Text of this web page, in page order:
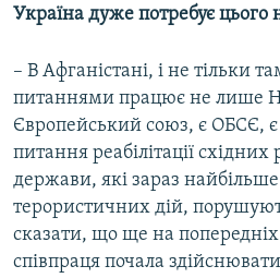
Україна дуже потребує цього
– В Афганістані, і не тільки
питаннями працює не лише
Європейський союз, є ОБСЄ,
питання реабілітації східних
держави, які зараз
терористичних дій,
сказати, що ще на
співпраця почала